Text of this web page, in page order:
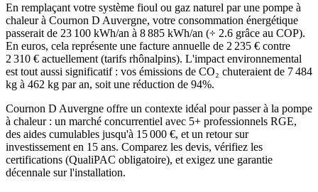
En remplaçant votre système fioul ou gaz naturel par une pompe à
chaleur à Cournon D Auvergne, votre consommation énergétique
passerait de 23 100 kWh/an à 8 885 kWh/an (÷ 2.6 grâce au COP).
En euros, cela représente une facture annuelle de 2 235 € contre
2 310 € actuellement (tarifs rhônalpins). L'impact environnemental
est tout aussi significatif : vos émissions de CO₂ chuteraient de 7 484
kg à 462 kg par an, soit une réduction de 94%.
Cournon D Auvergne offre un contexte idéal pour passer à la pompe
à chaleur : un marché concurrentiel avec 5+ professionnels RGE,
des aides cumulables jusqu'à 15 000 €, et un retour sur
investissement en 15 ans. Comparez les devis, vérifiez les
certifications (QualiPAC obligatoire), et exigez une garantie
décennale sur l'installation.